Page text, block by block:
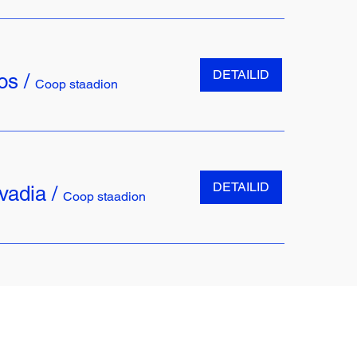
/ Coop staadion
DETAILID
/ Coop staadion
DETAILID